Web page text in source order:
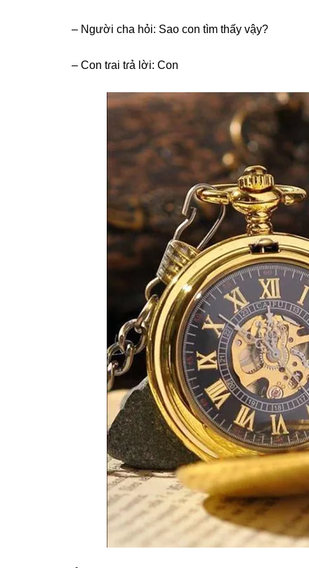
– Người cha hỏi: Sao con tìm thấy vậy?
– Con tɾai tɾả lời: Con